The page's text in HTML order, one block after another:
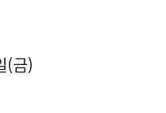
(금)